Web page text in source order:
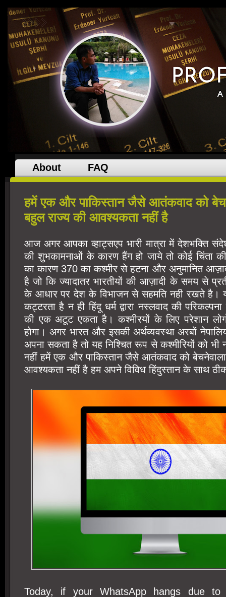
About FAQ
हमें एक और पाकिस्तान जैसे आतंकवाद को
बहुल राज्य की आवश्यकता नहीं है
आज अगर आपका व्हाट्सएप भारी मात्रा में देशभक्ति
की शुभकामनाओं के कारण हैंग हो जाये तो कोई चिंता
का कारण 370 का कश्मीर से हटना और अनुमानित
है जो कि ज्यादातर भारतीयों की आज़ादी के समय से
के आधार पर देश के विभाजन से सहमति नही रखते है।
कट्टरता है न ही हिंदू धर्म द्वारा नस्लवाद की
की एक अटूट एकता है। कश्मीरयों के लिए परेशान
होगा। अगर भारत और इसकी अर्थव्यवस्था अरबों
अपना सकता है तो यह निश्चित रूप से कश्मीरियों को
नहीं हमें एक और पाकिस्तान जैसे आतंकवाद को
आवश्यकता नहीं है हम अपने विविध हिंदुस्तान के साथ
Today, if your WhatsApp hangs due